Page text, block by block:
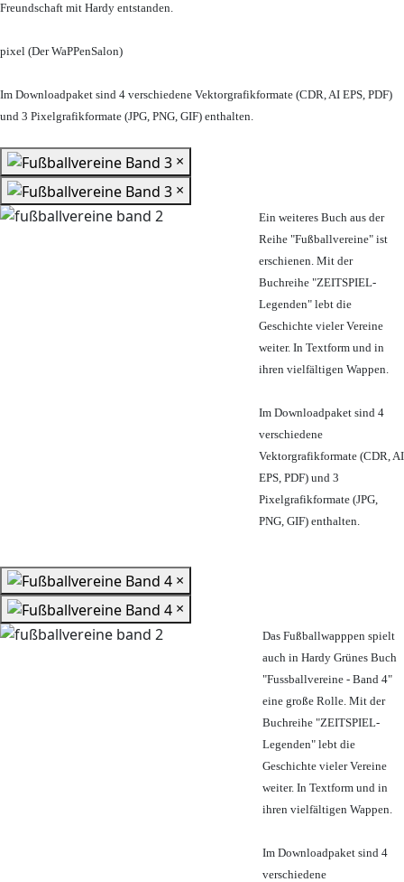
Freundschaft mit Hardy entstanden.
pixel (Der WaPPenSalon)
Im Downloadpaket sind 4 verschiedene Vektorgrafikformate (CDR, AI EPS, PDF)
und 3 Pixelgrafikformate (JPG, PNG, GIF) enthalten.
×
×
Ein weiteres Buch aus der
Reihe "Fußballvereine" ist
erschienen. Mit der
Buchreihe "ZEITSPIEL-
Legenden" lebt die
Geschichte vieler Vereine
weiter. In Textform und in
ihren vielfältigen Wappen.
Im Downloadpaket sind 4
verschiedene
Vektorgrafikformate (CDR, AI
EPS, PDF) und 3
Pixelgrafikformate (JPG,
PNG, GIF) enthalten.
×
×
Das Fußballwapppen spielt
auch in Hardy Grünes Buch
"Fussballvereine - Band 4"
eine große Rolle. Mit der
Buchreihe "ZEITSPIEL-
Legenden" lebt die
Geschichte vieler Vereine
weiter. In Textform und in
ihren vielfältigen Wappen.
Im Downloadpaket sind 4
verschiedene